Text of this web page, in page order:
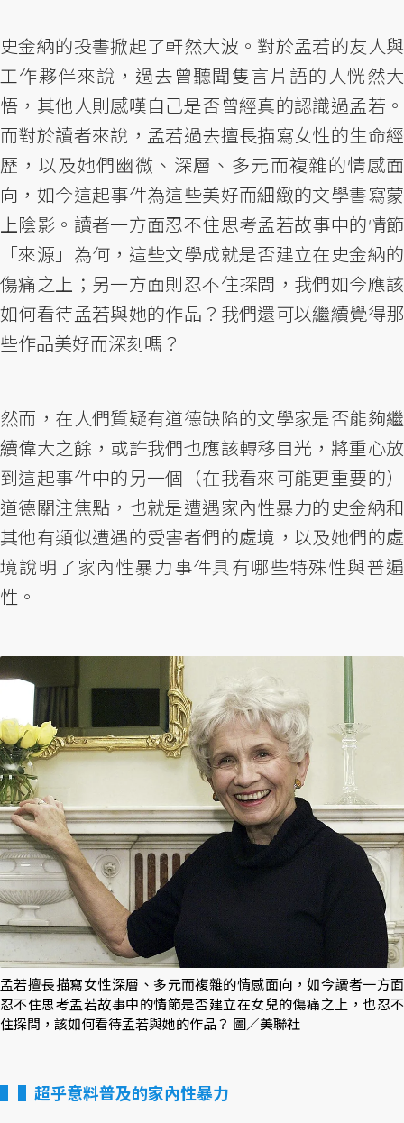
史金納的投書掀起了軒然大波。對於孟若的友人與
工作夥伴來說，過去曾聽聞隻言片語的人恍然大
悟，其他人則感嘆自己是否曾經真的認識過孟若。
而對於讀者來說，孟若過去擅長描寫女性的生命經
歷，以及她們幽微、深層、多元而複雜的情感面
向，如今這起事件為這些美好而細緻的文學書寫蒙
上陰影。讀者一方面忍不住思考孟若故事中的情節
「來源」為何，這些文學成就是否建立在史金納的
傷痛之上；另一方面則忍不住探問，我們如今應該
如何看待孟若與她的作品？我們還可以繼續覺得那
些作品美好而深刻嗎？
然而，在人們質疑有道德缺陷的文學家是否能夠繼
續偉大之餘，或許我們也應該轉移目光，將重心放
到這起事件中的另一個（在我看來可能更重要的）
道德關注焦點，也就是遭遇家內性暴力的史金納和
其他有類似遭遇的受害者們的處境，以及她們的處
境說明了家內性暴力事件具有哪些特殊性與普遍
性。
孟若擅長描寫女性深層、多元而複雜的情感面向，如今讀者一方面
忍不住思考孟若故事中的情節是否建立在女兒的傷痛之上，也忍不
住探問，該如何看待孟若與她的作品？ 圖／美聯社
▌超乎意料普及的家內性暴力